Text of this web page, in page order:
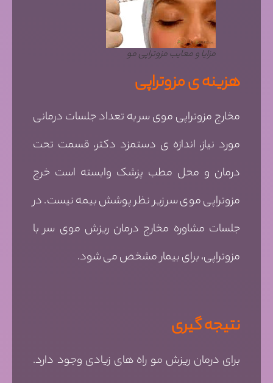
مزایا و معایب مزوتراپی مو
هزینه ی مزوتراپی
مخارج مزوتراپی موی سر به تعداد جلسات درمانی
مورد نیاز، اندازه ی دستمزد دکتر، قسمت تحت
درمان و محل مطب پزشک وابسته است خرج
مزوتراپی موی سر زیر نظر پوشش بیمه نیست. در
جلسات مشاوره مخارج درمان ریزش موی سر با
مزوتراپی، برای بیمار مشخص می شود.
نتیجه گیری
برای درمان ریزش مو راه های زیادی وجود دارد.